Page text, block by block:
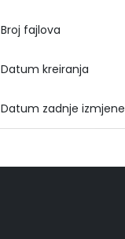
Broj fajlova
Datum kreiranja
Datum zadnje izmjene